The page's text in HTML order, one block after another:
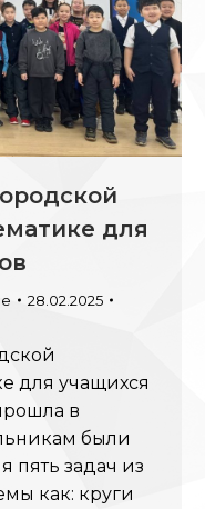
для
28.02.2025
для учащихся
в
были
задач из
как: круги